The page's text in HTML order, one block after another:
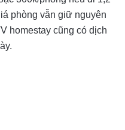
phòng vẫn giữ nguyên
homestay cũng có dịch